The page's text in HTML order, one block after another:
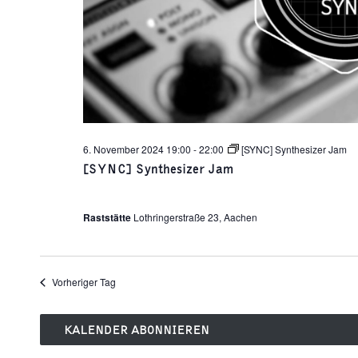
6. November 2024 19:00 -22:00 [SYNC] Synthesizer Jam
[SYNC] Synthesizer Jam
Raststätte Lothringerstraße 23, Aachen
Vorheriger Tag
KALENDER ABONNIEREN